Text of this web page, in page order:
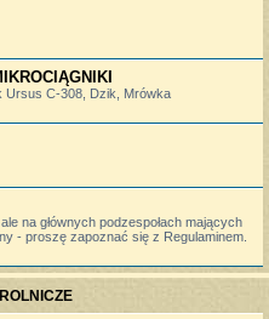
Ursus C-308, Dzik, Mrówka
na głównych podzespołach mających
- proszę zapoznać się z Regulaminem.